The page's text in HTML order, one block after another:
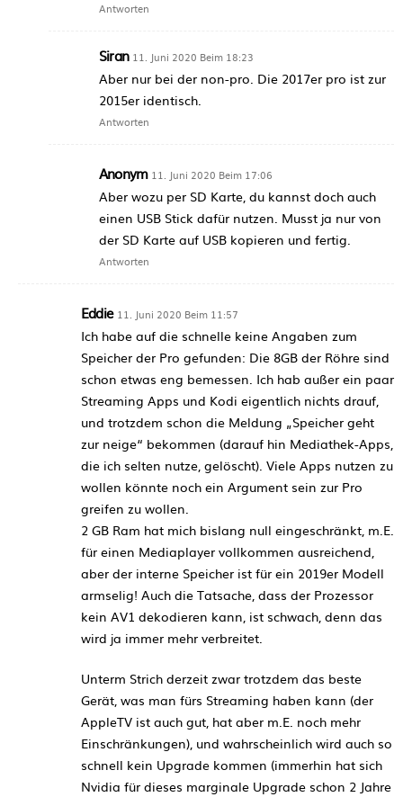
Antworten
Siran 11. Juni 2020 Beim 18:23
Aber nur bei der non-pro. Die 2017er pro ist zur
2015er identisch.
Antworten
Anonym 11. Juni 2020 Beim 17:06
Aber wozu per SD Karte, du kannst doch auch
einen USB Stick dafür nutzen. Musst ja nur von
der SD Karte auf USB kopieren und fertig.
Antworten
Eddie 11. Juni 2020 Beim 11:57
Ich habe auf die schnelle keine Angaben zum
Speicher der Pro gefunden: Die 8GB der Röhre sind
schon etwas eng bemessen. Ich hab außer ein paar
Streaming Apps und Kodi eigentlich nichts drauf,
und trotzdem schon die Meldung „Speicher geht
zur neige“ bekommen (darauf hin Mediathek-Apps,
die ich selten nutze, gelöscht). Viele Apps nutzen zu
wollen könnte noch ein Argument sein zur Pro
greifen zu wollen.
2 GB Ram hat mich bislang null eingeschränkt, m.E.
für einen Mediaplayer vollkommen ausreichend,
aber der interne Speicher ist für ein 2019er Modell
armselig! Auch die Tatsache, dass der Prozessor
kein AV1 dekodieren kann, ist schwach, denn das
wird ja immer mehr verbreitet.
Unterm Strich derzeit zwar trotzdem das beste
Gerät, was man fürs Streaming haben kann (der
AppleTV ist auch gut, hat aber m.E. noch mehr
Einschränkungen), und wahrscheinlich wird auch so
schnell kein Upgrade kommen (immerhin hat sich
Nvidia für dieses marginale Upgrade schon 2 Jahre